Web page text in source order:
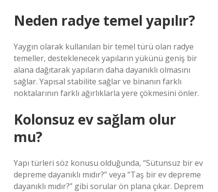
Neden radye temel yapılır?
Yaygın olarak kullanılan bir temel türü olan radye
temeller, desteklenecek yapıların yükünü geniş bir
alana dağıtarak yapıların daha dayanıklı olmasını
sağlar. Yapısal stabilite sağlar ve binanın farklı
noktalarının farklı ağırlıklarla yere çökmesini önler.
Kolonsuz ev sağlam olur
mu?
Yapı türleri söz konusu olduğunda, “Sütunsuz bir ev
depreme dayanıklı mıdır?” veya “Taş bir ev depreme
dayanıklı mıdır?” gibi sorular ön plana çıkar. Deprem